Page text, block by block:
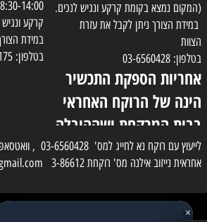
(המקום נמצא בקומת קרקע ונגיש לנכים.
במידת הצורך ניתן לקבל את עזרת
הצוות
בטלפון: 03-6560428
אחריות הספקת התכשיר
הינה של הרוקח האחראי
בבית המרקחת ושההובלה
בפועל תעשה בעזרת
השליח
קרקע ונגיש
במידת
בטלפון: 051-2248175 )
אחראית נייזוב אילנה מס' רוקחת 3-86612 medipharmeoffice@gmail.com
✕×